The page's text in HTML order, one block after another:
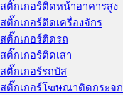
สติ๊กเกอร์ติดหน้าอาคารสูง
สติ๊กเกอร์ติดเครื่องจักร
สติ๊กเกอร์ติดรถ
สติ๊กเกอร์ติดเสา
สติ๊กเกอร์รถบัส
สติ๊กเกอร์โฆษณาติดกระจก